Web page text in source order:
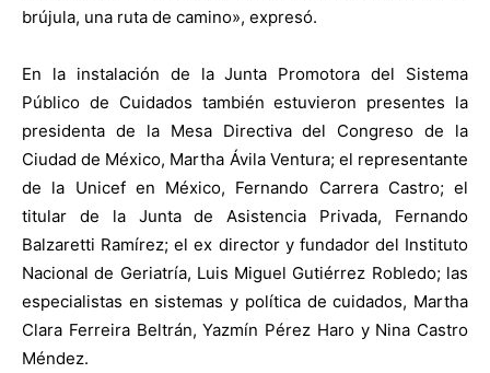
brújula, una ruta de camino», expresó.
En la instalación de la Junta Promotora del Sistema
Público de Cuidados también estuvieron presentes la
presidenta de la Mesa Directiva del Congreso de la
Ciudad de México, Martha Ávila Ventura; el representante
de la Unicef en México, Fernando Carrera Castro; el
titular de la Junta de Asistencia Privada, Fernando
Balzaretti Ramírez; el ex director y fundador del Instituto
Nacional de Geriatría, Luis Miguel Gutiérrez Robledo; las
especialistas en sistemas y política de cuidados, Martha
Clara Ferreira Beltrán, Yazmín Pérez Haro y Nina Castro
Méndez.